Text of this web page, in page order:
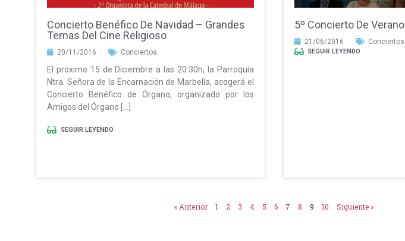
Concierto Benéfico De Navidad – Grandes
Temas Del Cine Religioso
20/11/2016 Conciertos
El próximo 15 de Diciembre a las 20:30h, la Parroquia
Ntra. Señora de la Encarnación de Marbella, acogerá el
Concierto Benéfico de Órgano, organizado por los
Amigos del Órgano […]
SEGUIR LEYENDO
5º Concierto De Verano
21/06/2016 Conciertos
SEGUIR LEYENDO
« Anterior 1 2 3 4 5 6 7 8 9 10 Siguiente »